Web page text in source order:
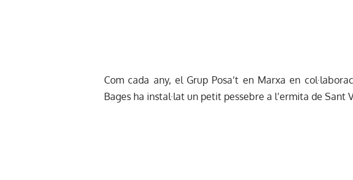
Com cada any, el Grup Posa’t en Marxa en
Bages ha instal·lat un petit pessebre a l’ermita de Sant